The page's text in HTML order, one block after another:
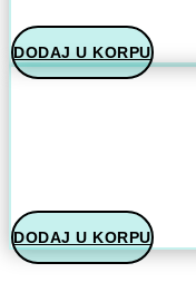
DODAJ U KORPU
DODAJ U KORPU